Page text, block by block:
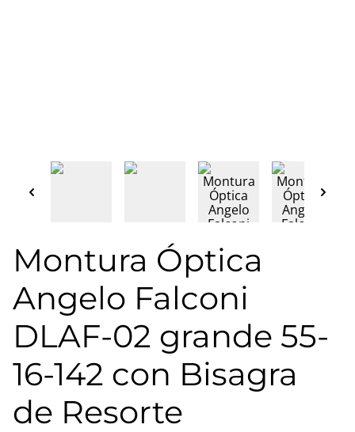
Montura Óptica
Angelo Falconi
DLAF-02 grande 55-
16-142 con Bisagra
de Resorte